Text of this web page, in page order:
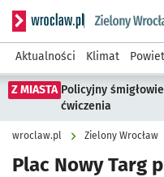
Serwis informacyjny
Aktualności Klimat
Z MIASTA Policyjny
ćwiczenia
wroclaw.pl Zielony Wrocław
Plac Nowy Targ